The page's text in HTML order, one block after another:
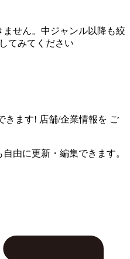
せん。中ジャンル以降も絞
てみてください
きます! 店舗/企業情報を ご
由に更新・編集できます。